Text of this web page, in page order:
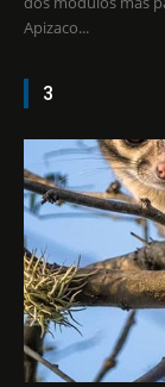
Apizaco...
3